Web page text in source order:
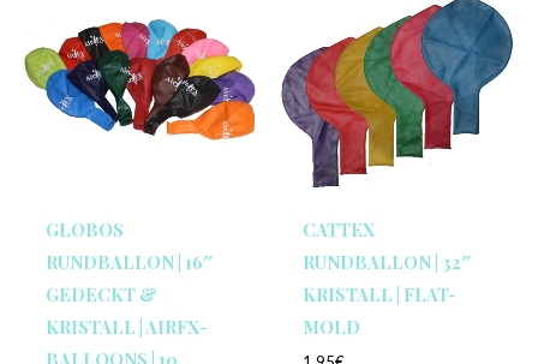
GLOBOS
RUNDBALLON | 16″
GEDECKT &
KRISTALL | AIRFX-
BALLOONS | 10
CATTEX
RUNDBALLON | 32″
KRISTALL | FLAT-
MOLD